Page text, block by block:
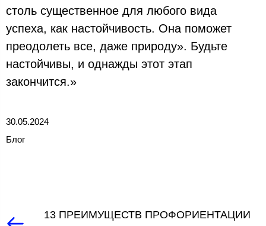
столь существенное для любого вида
успеха, как настойчивость. Она поможет
преодолеть все, даже природу». Будьте
настойчивы, и однажды этот этап
закончится.»
30.05.2024
Блог
13 ПРЕИМУЩЕСТВ ПРОФОРИЕНТАЦИИ